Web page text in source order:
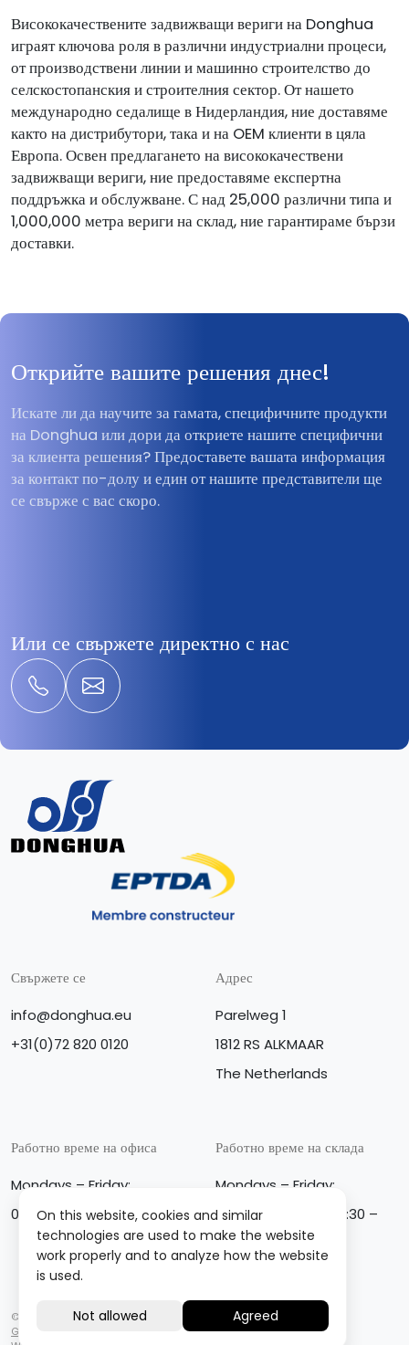
Висококачествените задвижващи вериги на Donghua
играят ключова роля в различни индустриални процеси,
от производствени линии и машинно строителство до
селскостопанския и строителния сектор. От нашето
международно седалище в Нидерландия, ние доставяме
както на дистрибутори, така и на OEM клиенти в цяла
Европа. Освен предлагането на висококачествени
задвижващи вериги, ние предоставяме експертна
поддръжка и обслужване. С над 25,000 различни типа и
1,000,000 метра вериги на склад, ние гарантираме бързи
доставки.
Открийте вашите решения днес!
Искате ли да научите за гамата, специфичните продукти
на Donghua или дори да откриете нашите специфични
за клиента решения? Предоставете вашата информация
за контакт по-долу и един от нашите представители ще
се свърже с вас скоро.
Или се свържете директно с нас
Свържете се
info@donghua.eu
+31(0)72 820 0120
Адрес
Parelweg 1
1812 RS ALKMAAR
The Netherlands
Работно време на офиса
Mondays – Friday:
08:30 – 17:30
Работно време на склада
Mondays – Friday:
08:00 – 13:00 and 13:30 –
16:45
© Donghua International BV
General conditions of sale and delivery
On this website, cookies and similar
technologies are used to make the website
work properly and to analyze how the website
is used.